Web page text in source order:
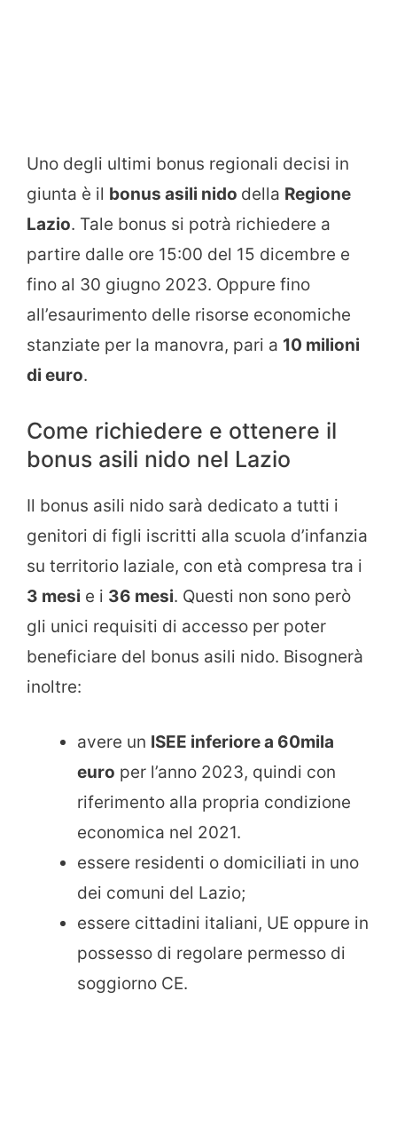
Uno degli ultimi bonus regionali decisi in
giunta è il bonus asili nido della Regione
Lazio. Tale bonus si potrà richiedere a
partire dalle ore 15:00 del 15 dicembre e
fino al 30 giugno 2023. Oppure fino
all’esaurimento delle risorse economiche
stanziate per la manovra, pari a 10 milioni
di euro.
Come richiedere e ottenere il
bonus asili nido nel Lazio
Il bonus asili nido sarà dedicato a tutti i
genitori di figli iscritti alla scuola d’infanzia
su territorio laziale, con età compresa tra i
3 mesi e i 36 mesi. Questi non sono però
gli unici requisiti di accesso per poter
beneficiare del bonus asili nido. Bisognerà
inoltre:
avere un ISEE inferiore a 60mila
euro per l’anno 2023, quindi con
riferimento alla propria condizione
economica nel 2021.
essere residenti o domiciliati in uno
dei comuni del Lazio;
essere cittadini italiani, UE oppure in
possesso di regolare permesso di
soggiorno CE.